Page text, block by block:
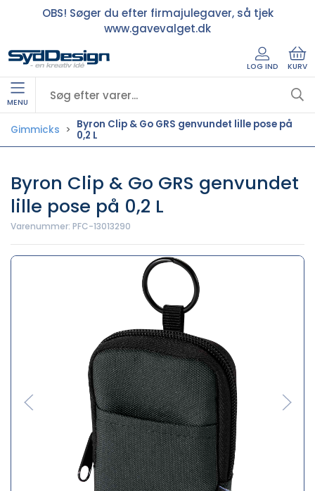
OBS! Søger du efter firmajulegaver, så tjek
www.gavevalget.dk
LOG IND KURV
MENU
Gimmicks
Byron Clip & Go GRS genvundet lille pose på
0,2 L
Byron Clip & Go GRS genvundet
lille pose på 0,2 L
Varenummer: PFC-13013290